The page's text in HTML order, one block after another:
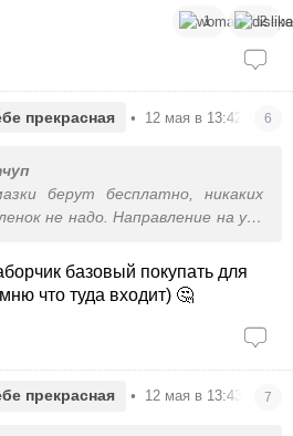
1 2
прекрасная • 12 мая в 13:42 6
берут бесплатно, никаких
не надо. Направление на узи
автор, у нас уже лет 10 как
базовый покупать для
что туда входит) 🤔
прекрасная • 12 мая в 13:43 7